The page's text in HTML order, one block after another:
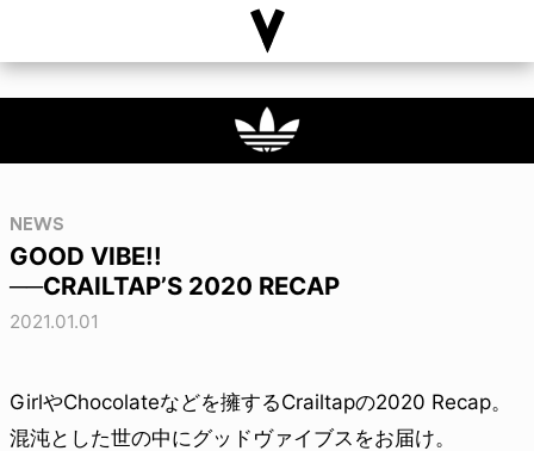
NEWS
GOOD VIBE!!
──CRAILTAP’S 2020 RECAP
2021.01.01
GirlやChocolateなどを擁するCrailtapの2020 Recap。
混沌とした世の中にグッドヴァイブスをお届け。